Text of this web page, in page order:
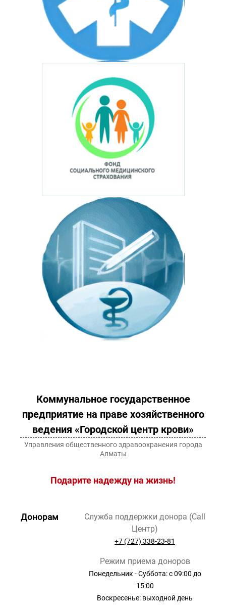
Коммунальное государственное
предприятие на праве хозяйственного
ведения «Городской центр крови»
Управления общественного здравоохранения города
Алматы
Подарите надежду на жизнь!
Донорам
Служба поддержки донора (Call
Центр)
+7 (727) 338-23-81
Режим приема доноров
Понедельник - Суббота: с 09:00 до
15:00
Воскресенье: выходной день